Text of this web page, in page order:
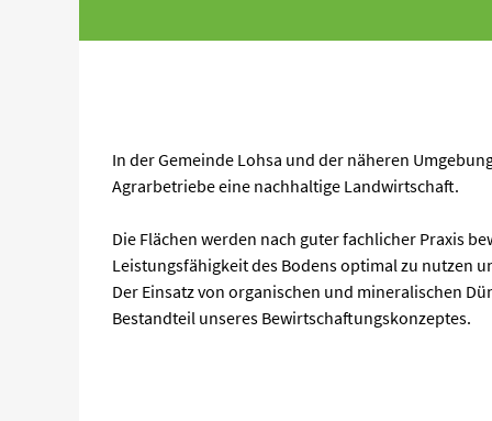
In der Gemeinde Lohsa und der näheren
Agrarbetriebe eine nachhaltige Landwirtschaft.
Die Flächen werden nach guter fachlicher Praxis
Leistungsfähigkeit des Bodens optimal zu nutzen
Der Einsatz von organischen und mineralischen
Bestandteil unseres Bewirtschaftungskonzeptes.